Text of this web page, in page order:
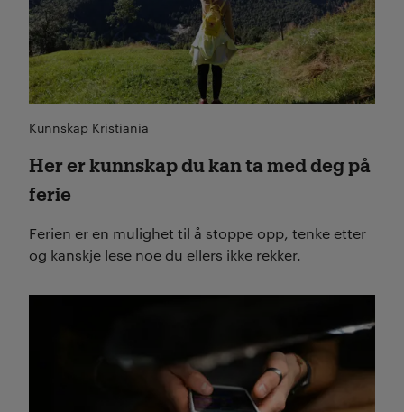
Kunnskap Kristiania
Her er kunnskap du kan ta med deg på
ferie
Ferien er en mulighet til å stoppe opp, tenke etter
og kanskje lese noe du ellers ikke rekker.